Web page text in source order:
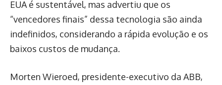
EUA é sustentável, mas advertiu que os
“vencedores finais” dessa tecnologia são ainda
indefinidos, considerando a rápida evolução e os
baixos custos de mudança.
Morten Wieroed, presidente-executivo da ABB,